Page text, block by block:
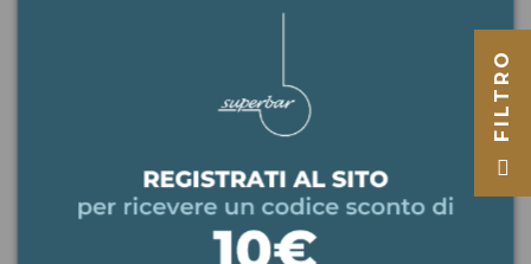
FILTRO